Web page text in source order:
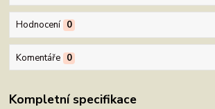
Hodnocení 0
Komentáře 0
Kompletní specifikace